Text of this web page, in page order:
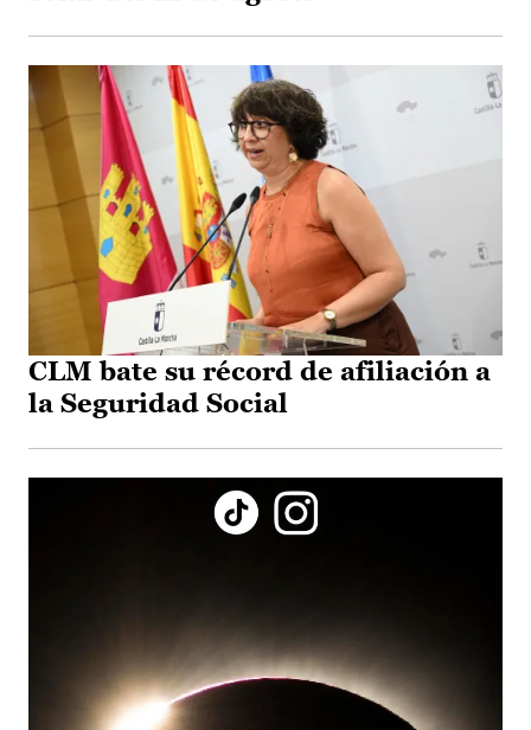
CLM bate su récord de afiliación a
la Seguridad Social